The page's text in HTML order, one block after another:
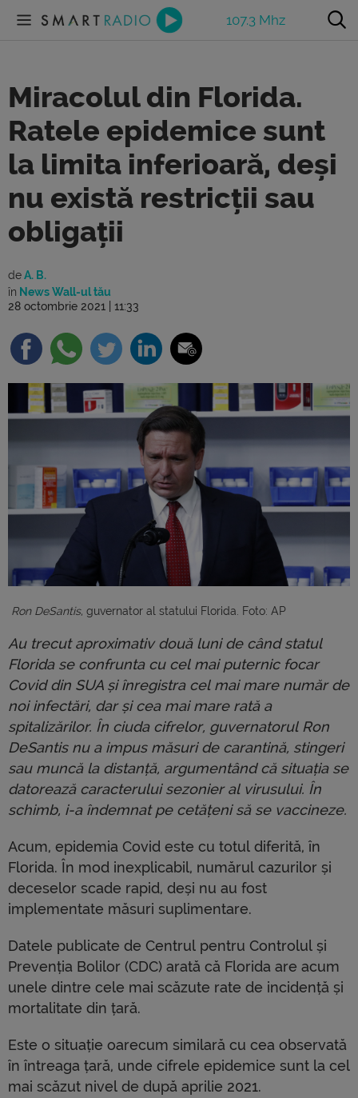
107.3 Mhz
Miracolul din Florida.
Ratele epidemice sunt
la limita inferioară, deși
nu există restricții sau
obligații
deA. B.
în News Wall-ul tău
28 octombrie 2021 | 11:33
Ron DeSantis, guvernator al statului Florida. Foto: AP
Au trecut aproximativ două luni de când statul
Florida se confrunta cu cel mai puternic focar
Covid din SUA și înregistra cel mai mare număr de
noi infectări, dar și cea mai mare rată a
spitalizărilor. În ciuda cifrelor, guvernatorul Ron
DeSantis nu a impus măsuri de carantină, stingeri
sau muncă la distanță, argumentând că situația se
datorează caracterului sezonier al virusului. În
schimb, i-a îndemnat pe cetățeni să se vaccineze.
Acum, epidemia Covid este cu totul diferită, în
Florida. În mod inexplicabil, numărul cazurilor și
deceselor scade rapid, deși nu au fost
implementate măsuri suplimentare.
Datele publicate de Centrul pentru Controlul și
Prevenția Bolilor (CDC) arată că Florida are acum
unele dintre cele mai scăzute rate de incidență și
mortalitate din țară.
Este o situație oarecum similară cu cea observată
în întreaga țară, unde cifrele epidemice sunt la cel
mai scăzut nivel de după aprilie 2021.